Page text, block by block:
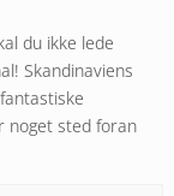
du ikke lede
Skandinaviens
noget sted foran